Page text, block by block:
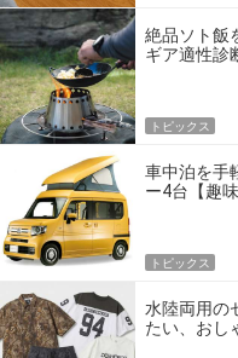
絶品ソト飯
ギア適性診
トピックス
車中泊を手
ー4台【趣
トピックス
水陸両用の
たい、おし